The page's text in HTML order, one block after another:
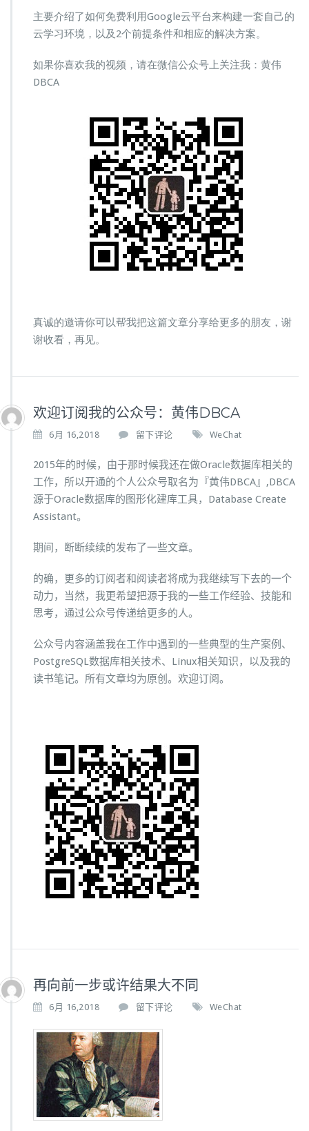
主要介绍了如何免费利用Google云平台来构建一套自己的
云学习环境，以及2个前提条件和相应的解决方案。
如果你喜欢我的视频，请在微信公众号上关注我：黄伟
DBCA
真诚的邀请你可以帮我把这篇文章分享给更多的朋友，谢
谢收看，再见。
欢迎订阅我的公众号：黄伟DBCA
6月 16,2018 留下评论 WeChat
2015年的时候，由于那时候我还在做Oracle数据库相关的
工作，所以开通的个人公众号取名为『黄伟DBCA』,DBCA
源于Oracle数据库的图形化建库工具，Database Create
Assistant。
期间，断断续续的发布了一些文章。
的确，更多的订阅者和阅读者将成为我继续写下去的一个
动力，当然，我更希望把源于我的一些工作经验、技能和
思考，通过公众号传递给更多的人。
公众号内容涵盖我在工作中遇到的一些典型的生产案例、
PostgreSQL数据库相关技术、Linux相关知识，以及我的
读书笔记。所有文章均为原创。欢迎订阅。
再向前一步或许结果大不同
6月 16,2018 留下评论 WeChat